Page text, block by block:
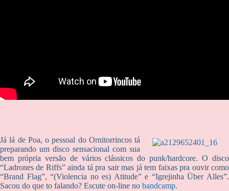
Já lá de Poa, o pessoal do Ornitorrincos tá
preparando um disco sensacional com sua
bem própria versão de vários clássicos do punk/hardcore. O disco
“Ladrones de Riffs” ainda tá pra sair mas já tem faixas pra ouvir como
“Brand Flag”, “(Violencia no es) Atitude” e “Igrejinha Über Alles”.
Sacou do que to falando? Escute on-line no bandcamp.